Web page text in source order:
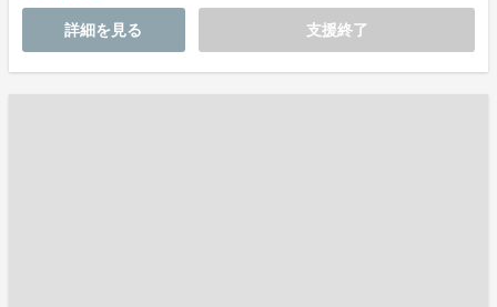
詳細を見る 支援終了